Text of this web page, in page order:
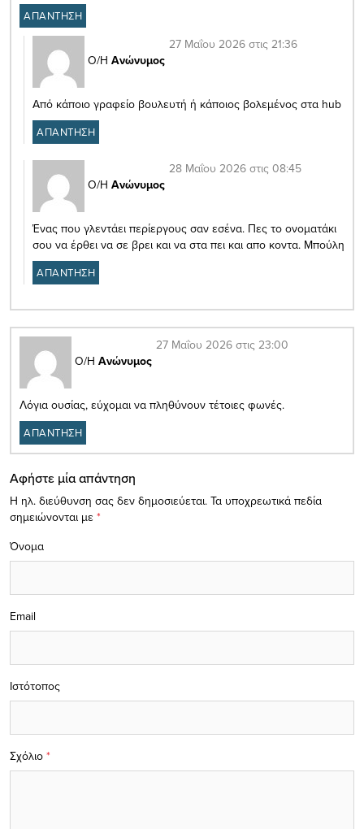
ΑΠΑΝΤΗΣΗ
Ο/Η Ανώνυμος
27 Μαΐου 2026 στις 21:36
Από κάποιο γραφείο βουλευτή ή κάποιος βολεμένος στα hub
ΑΠΑΝΤΗΣΗ
Ο/Η Ανώνυμος
28 Μαΐου 2026 στις 08:45
Ένας που γλεντάει περίεργους σαν εσένα. Πες το ονοματάκι
σου να έρθει να σε βρει και να στα πει και απο κοντα. Μπούλη
ΑΠΑΝΤΗΣΗ
Ο/Η Ανώνυμος
27 Μαΐου 2026 στις 23:00
Λόγια ουσίας, εύχομαι να πληθύνουν τέτοιες φωνές.
ΑΠΑΝΤΗΣΗ
Αφήστε μία απάντηση
Η ηλ. διεύθυνση σας δεν δημοσιεύεται. Τα υποχρεωτικά πεδία
σημειώνονται με *
Σχόλιο *
Όνομα
Email
Ιστότοπος